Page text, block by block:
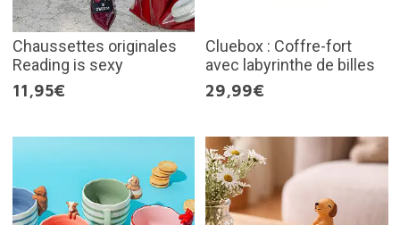
Chaussettes originales
Reading is sexy
11,95€
Cluebox : Coffre-fort
avec labyrinthe de billes
29,99€